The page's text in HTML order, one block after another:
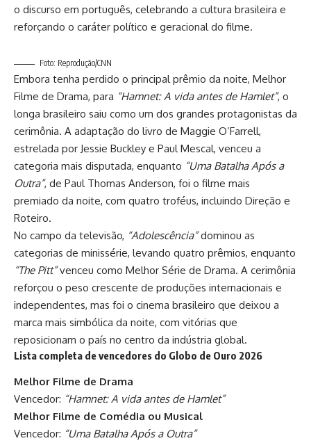
o discurso em português, celebrando a cultura brasileira e
reforçando o caráter político e geracional do filme.
Foto: Reprodução/CNN
Embora tenha perdido o principal prêmio da noite, Melhor
Filme de Drama, para “Hamnet: A vida antes de Hamlet”, o
longa brasileiro saiu como um dos grandes protagonistas da
cerimônia. A adaptação do livro de Maggie O’Farrell,
estrelada por Jessie Buckley e Paul Mescal, venceu a
categoria mais disputada, enquanto “Uma Batalha Após a
Outra”, de Paul Thomas Anderson, foi o filme mais
premiado da noite, com quatro troféus, incluindo Direção e
Roteiro.
No campo da televisão, “Adolescência”dominou as
categorias de minissérie, levando quatro prêmios, enquanto
“The Pitt”venceu como Melhor Série de Drama. A cerimônia
reforçou o peso crescente de produções internacionais e
independentes, mas foi o cinema brasileiro que deixou a
marca mais simbólica da noite, com vitórias que
reposicionam o país no centro da indústria global.
Lista completa de vencedores do Globo de Ouro 2026
Melhor Filme de Drama
Vencedor: “Hamnet: A vida antes de Hamlet”
Melhor Filme de Comédia ou Musical
Vencedor: “Uma Batalha Após a Outra”